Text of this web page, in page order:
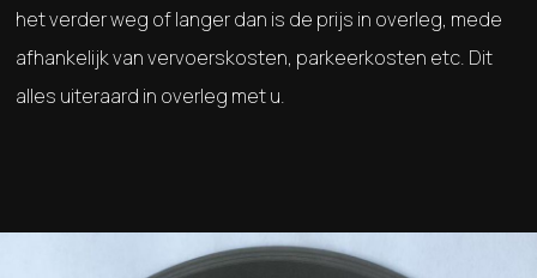
het verder weg of langer dan is de prijs in overleg, mede
afhankelijk van vervoerskosten, parkeerkosten etc. Dit
alles uiteraard in overleg met u.